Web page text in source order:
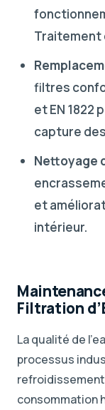
Traitement
filtres
et EN 1822
capture
Nettoyage
et
intérieur.
Filtration
La qualité de
processus
consommation